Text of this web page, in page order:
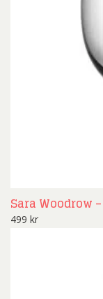
Sara Woodrow
499 kr